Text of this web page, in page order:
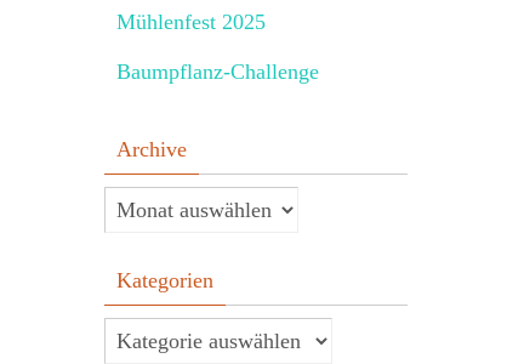
Mühlenfest 2025
Baumpflanz-Challenge
Archive
Kategorien